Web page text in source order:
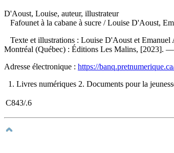
D'Aoust, Louise, auteur, illustrateur
Fafounet à la cabane à sucre / Louise D'Aoust,
Texte et illustrations : Louise D'Aoust et
Montréal (Québec) : Éditions Les Malins, [2023]. —
Adresse électronique : https://
1. Livres numériques 2. Documents pour la
C843/.6